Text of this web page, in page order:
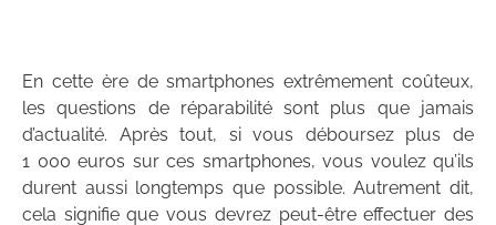
En cette ère de smartphones extrêmement coûteux,
les questions de réparabilité sont plus que jamais
d’actualité. Après tout, si vous déboursez plus de
1 000 euros sur ces smartphones, vous voulez qu’ils
durent aussi longtemps que possible. Autrement dit,
cela signifie que vous devrez peut-être effectuer des